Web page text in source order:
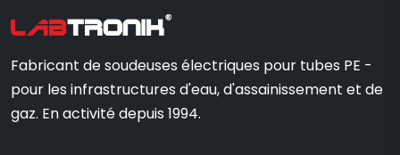
Fabricant de soudeuses électriques pour tubes PE -
pour les infrastructures d'eau, d'assainissement et de
gaz. En activité depuis 1994.